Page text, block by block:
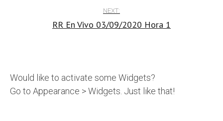
NEXT:
RR En Vivo 03/09/2020 Hora 1
Would like to activate some Widgets?
Go to Appearance > Widgets. Just like that!